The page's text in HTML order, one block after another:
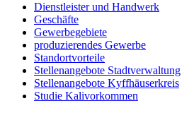
Dienstleister und Handwerk
Geschäfte
Gewerbegebiete
produzierendes Gewerbe
Standortvorteile
Stellenangebote Stadtverwaltung
Stellenangebote Kyffhäuserkreis
Studie Kalivorkommen